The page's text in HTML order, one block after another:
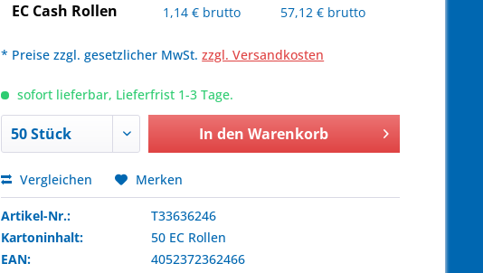
EC Cash Rollen
1,14 € brutto 57,12 € brutto
* Preise zzgl. gesetzlicher MwSt.zzgl. Versandkosten
sofort lieferbar, Lieferfrist 1-3 Tage.
In den Warenkorb
Vergleichen Merken
Artikel-Nr.:
T33636246
Kartoninhalt:
50 EC Rollen
EAN:
4052372362466